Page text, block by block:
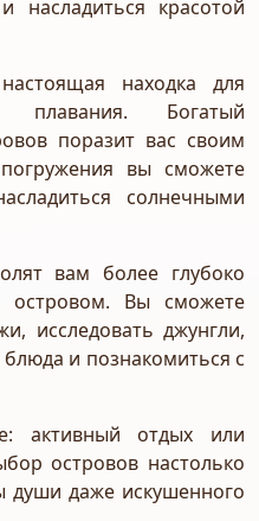
насладиться красотой
находка для
плавания. Богатый
поразит вас своим
вы сможете
солнечными
вам более глубоко
островом. Вы сможете
исследовать джунгли,
и познакомиться с
активный отдых или
островов настолько
души даже искушенного